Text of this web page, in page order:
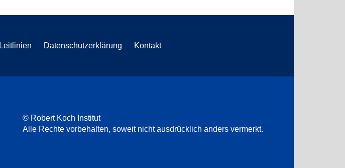
Leitlinien Datenschutzerklärung Kontakt
© Robert Koch Institut
Alle Rechte vorbehalten, soweit nicht ausdrücklich anders vermerkt.